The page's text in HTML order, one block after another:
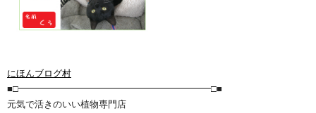
にほんブログ村
■□━━━━━━━━━━━━━━━━━━━━━□■
元気で活きのいい植物専門店